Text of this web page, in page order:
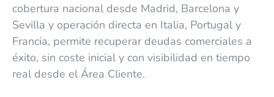
cobertura nacional desde Madrid, Barcelona y
Sevilla y operación directa en Italia, Portugal y
Francia, permite recuperar deudas comerciales a
éxito, sin coste inicial y con visibilidad en tiempo
real desde el Área Cliente.